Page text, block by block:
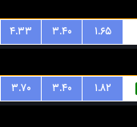
۱.۶۵ ۳.۴۰
۴.۳۳
۱.۸۲ ۳.۴۰
۳.۷۰